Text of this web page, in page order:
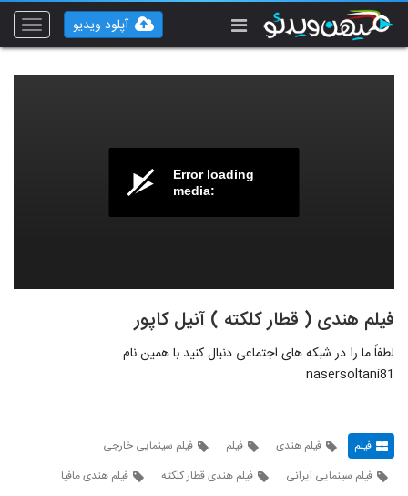
Toggle
آپلود ویدیو
Error loading
media:
فیلم هندی ( قطار کلکته ) آنیل کاپور
لطفاً ما را در شبکه های اجتماعی دنبال کنید با همین نام
nasersoltani81
فیلم فیلم هندی فیلم
فیلم سینمایی خارجی
فیلم سینمایی ایرانی
فیلم هندی قطار کلکته
فیلم هندی مافیا